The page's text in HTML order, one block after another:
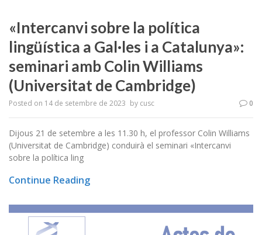
«Intercanvi sobre la política
lingüística a Gal·les i a Catalunya»:
seminari amb Colin Williams
(Universitat de Cambridge)
Posted on 14 de setembre de 2023 by cusc 0
Dijous 21 de setembre a les 11.30 h, el professor Colin Williams
(Universitat de Cambridge) conduirà el seminari «Intercanvi
sobre la política ling
Continue Reading